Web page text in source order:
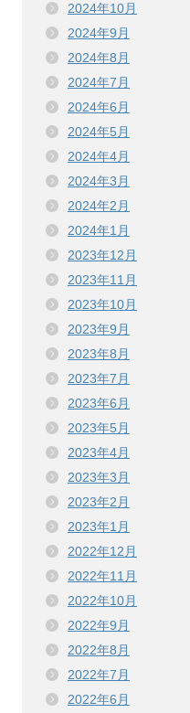
2024年10月
2024年9月
2024年8月
2024年7月
2024年6月
2024年5月
2024年4月
2024年3月
2024年2月
2024年1月
2023年12月
2023年11月
2023年10月
2023年9月
2023年8月
2023年7月
2023年6月
2023年5月
2023年4月
2023年3月
2023年2月
2023年1月
2022年12月
2022年11月
2022年10月
2022年9月
2022年8月
2022年7月
2022年6月